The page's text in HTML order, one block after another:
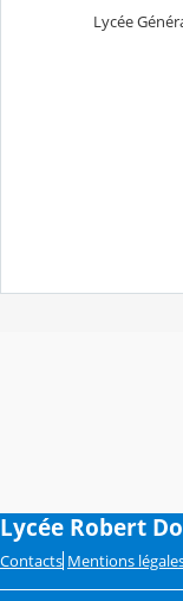
Lycée
Lycée Robert
Contacts Mentions